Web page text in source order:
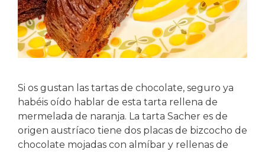
Si os gustan las tartas de chocolate, seguro ya
habéis oído hablar de esta tarta rellena de
mermelada de naranja. La tarta Sacher es de
origen austríaco tiene dos placas de bizcocho de
chocolate mojadas con almíbar y rellenas de